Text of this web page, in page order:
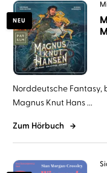
NEU
Norddeutsche Fantasy,
Magnus Knut Hans ...
Zum Hörbuch